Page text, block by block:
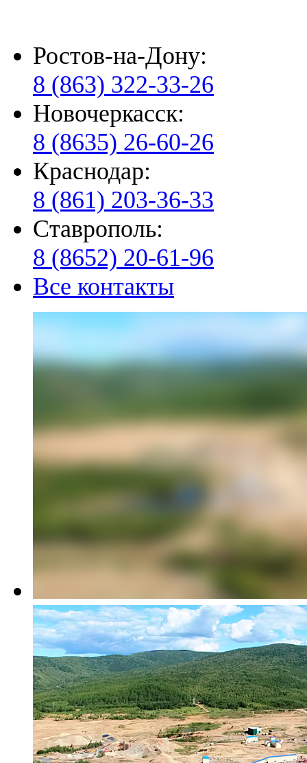
Ростов-на-Дону:
8 (863) 322-33-26
Новочеркасск:
8 (8635) 26-60-26
Краснодар:
8 (861) 203-36-33
Ставрополь:
8 (8652) 20-61-96
Все контакты